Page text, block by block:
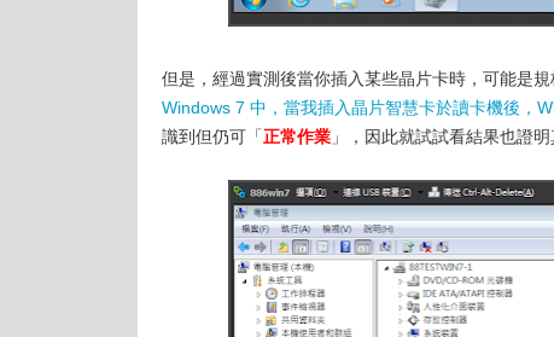
但是，經過實測後當你插入某些晶片卡時，可能是
Windows 7 中，當我插入晶片智慧卡於讀卡機後，
識到但仍可「正常作業 」，因此就試試看結果也證